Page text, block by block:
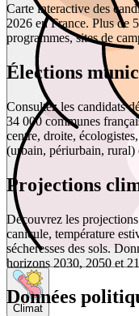
Climat
Carte interactive des
2026 en France. Plus de
programmes, sites de
Élections
Consultez les candidats
34 000 communes
centre, droite,
(urbain, périurbain, rural)
Projections
Découvrez les
canicule, température
sécheresses des sols.
horizons 2030, 2050 et
Données